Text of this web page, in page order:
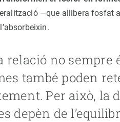
—que allibera fosfat
relació no sempre
també poden
Per això, la
depèn de